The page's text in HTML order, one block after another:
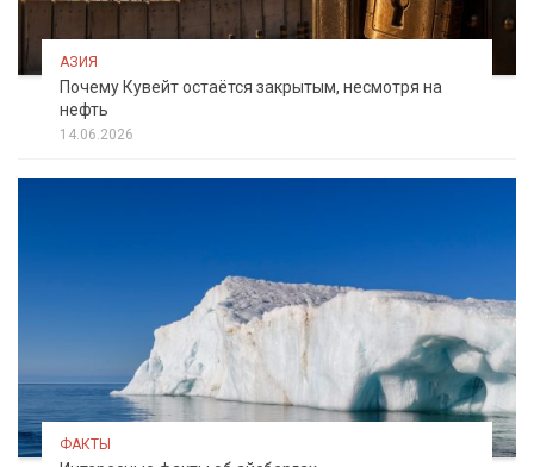
АЗИЯ
Почему Кувейт остаётся закрытым, несмотря на
нефть
14.06.2026
ФАКТЫ